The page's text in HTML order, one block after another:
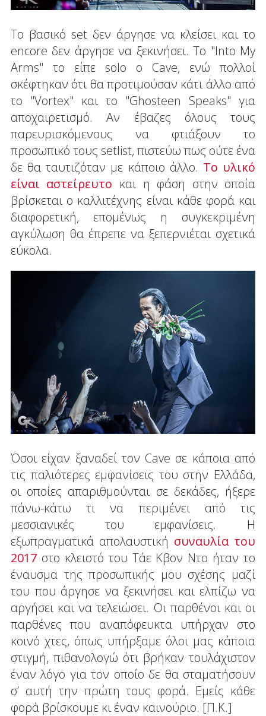
Το βασικό set δεν άργησε να κλείσει και το
encore δεν άργησε να ξεκινήσει. Το "Into My
Arms" το είπε solo ο Cave, ενώ πολλοί
σκέφτηκαν ότι θα προτιμούσαν κάτι άλλο από
το "Vortex" και το "Ghosteen Speaks" για
αποχαιρετισμό. Αν έβαζες όλους τους
παρευρισκόμενους να φτιάξουν το
προσωπικό τους setlist, πιστεύω πως ούτε ένα
δε θα ταυτιζόταν με κάποιο άλλο. Το υλικό
είναι αστείρευτο και η φάση στην οποία
βρίσκεται ο καλλιτέχνης είναι κάθε φορά και
διαφορετική, επομένως η συγκεκριμένη
αγκύλωση θα έπρεπε να ξεπερνιέται σχετικά
εύκολα.
Όσοι είχαν ξαναδεί τον Cave σε κάποια από
τις παλιότερες εμφανίσεις του στην Ελλάδα,
οι οποίες απαριθμούνται σε δεκάδες, ήξερε
πάνω-κάτω τι να περιμένει από τις
μεσσιανικές του εμφανίσεις. Η
εξωπραγματικά απολαυστική συναυλία του
2017στο κλειστό του Τάε Κβον Ντο ήταν το
έναυσμα της προσωπικής μου σχέσης μαζί
του που άργησε να ξεκινήσει και ελπίζω να
αργήσει και να τελειώσει. Οι παρθένοι και οι
παρθένες που αναπόφευκτα υπήρχαν στο
κοινό χτες, όπως υπήρξαμε όλοι μας κάποια
στιγμή, πιθανολογώ ότι βρήκαν τουλάχιστον
έναν λόγο για τον οποίο δε θα σταματήσουν
σ’ αυτή την πρώτη τους φορά. Εμείς κάθε
φορά βρίσκουμε κι έναν καινούριο. [Π.Κ.]